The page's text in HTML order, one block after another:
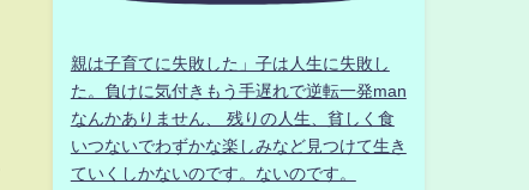
親は子育てに失敗した」子は人生に失敗し
た。負けに気付きもう手遅れで逆転一発man
なんかありません、 残りの人生、貧しく食
いつないでわずかな楽しみなど見つけて生き
ていくしかないのです。ないのです。